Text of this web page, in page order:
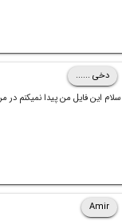
دخی ......
سلام این فایل من پیدا نمیکنم
Amir